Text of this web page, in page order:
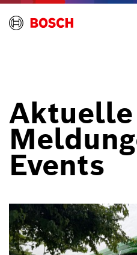
Aktuelle
Events